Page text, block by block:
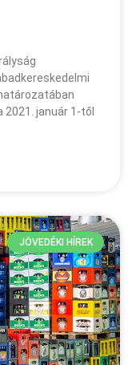
január 1-től
JÖVEDÉKI HÍREK